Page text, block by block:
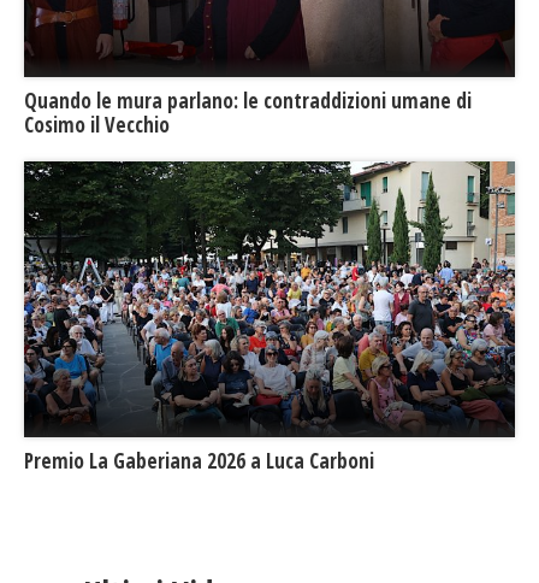
​Quando le mura parlano: le contraddizioni umane di
Cosimo il Vecchio
Premio La Gaberiana 2026 a Luca Carboni